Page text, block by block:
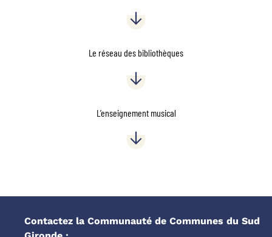
Le réseau des bibliothèques
L’enseignement musical
Contactez la Communauté de Communes du Sud